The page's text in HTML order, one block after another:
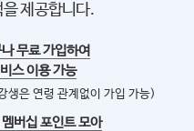
제공합니다.
무료 가입하여
스 이용 가능
은 연령 관계없이 가입 가능)
버십 포인트 모아